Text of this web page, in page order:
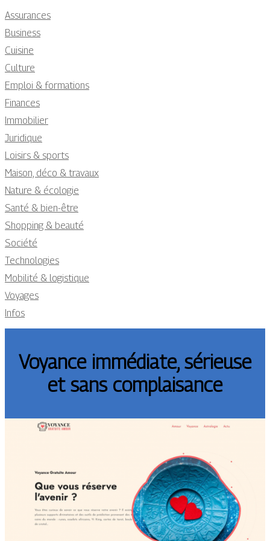
Assurances
Business
Cuisine
Culture
Emploi & formations
Finances
Immobilier
Juridique
Loisirs & sports
Maison, déco & travaux
Nature & écologie
Santé & bien-être
Shopping & beauté
Société
Technologies
Mobilité & logistique
Voyages
Infos
Voyance immédiate, sérieuse
et sans complaisance